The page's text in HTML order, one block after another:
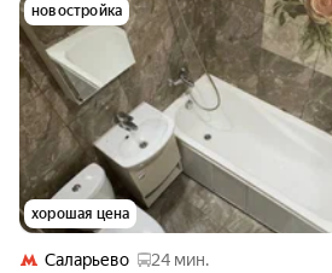
новостройка
хорошая цена
Саларьево
24 мин.